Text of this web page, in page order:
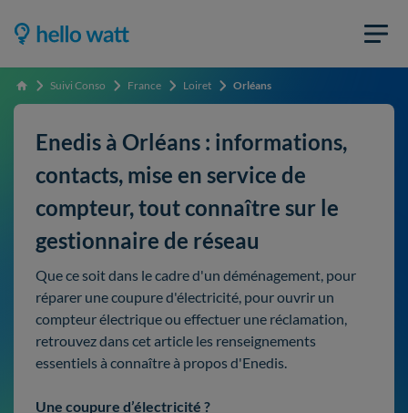
Accueil Suivi Conso France Loiret Orléans
Enedis à Orléans : informations,
contacts, mise en service de
compteur, tout connaître sur le
gestionnaire de réseau
Que ce soit dans le cadre d'un déménagement, pour
réparer une coupure d'électricité, pour ouvrir un
compteur électrique ou effectuer une réclamation,
retrouvez dans cet article les renseignements
essentiels à connaître à propos d'Enedis.
Une coupure d’électricité ?